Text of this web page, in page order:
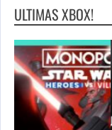
ULTIMAS XBOX!